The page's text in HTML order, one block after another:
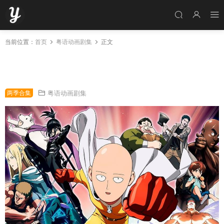
当前位置： 首页 粤语动画剧集 正文
两季合集 粤语动画剧集